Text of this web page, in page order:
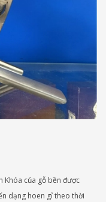
Khóa của gỗ bền được
dạng hoen gỉ theo thời